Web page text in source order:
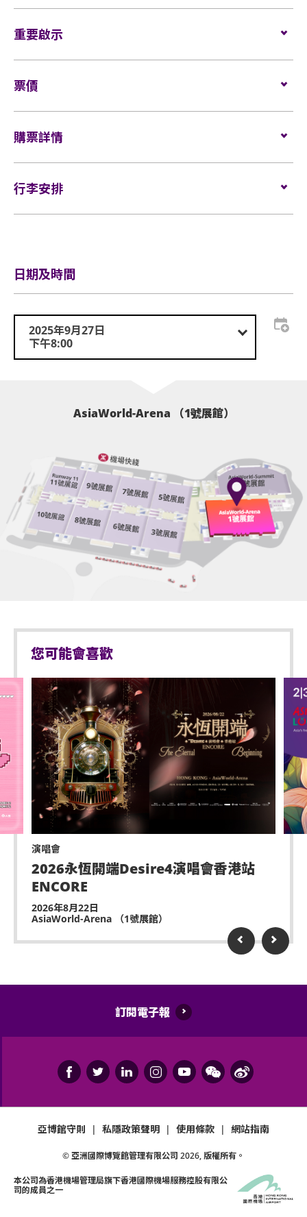
如需再次進場，請向保安人員出示入場證明和當天演
唱會門票正本，以茲識別。觀眾必須同時持有所提及
的證明方可再次入場。亞洲國際博覽館有權增刪及更
換該權利。
於亞博館範圍內使用輪椅及電動輪椅時，須符合以下規
定：
輪椅座位門票只適用於須依賴輪椅移動的人士及其看
顧人使用。每位輪椅人士在購買輪椅座位門票時，可
同時購買一張看顧人門票。入場時如亞博館管理有限
輪椅使用者的任何人士持輪椅座位門票或看顧人門票
議，亞洲國際博覽館管理有限公司及主辦機構保留最
終決定權。
*行動不便的證明指「殘疾人士登記證」(肢體傷殘類別) 或
其他有效的醫生證明文件以顯示行動不便。
若持票人士所持門票之相應座位未能符合持票人士對
個別座位需求或進出需求，亞洲國際博覽館管理有限
公司及活動主辦機構有權拒絕持票人進入場地並且不
持票的輪椅人士若需要亞博館管理有限公司工作人員
協助入座，請在節目前致電亞洲國際博覽館(+852-
3606 8888)以便預先安排。亦請輪椅人士提早到達演
出場地，以便場館職員安排順利入座。持票的輪椅人
士若需要場館職員協助入座，請在節目前致電亞洲國
際博覽館(+852-3606 8888)以便預先安排。亦請輪椅
人士提早到達演出場地，以便場館職員安排順利入
座。
重要啟示
眾進入場館前，須接受手提袋/背包檢查。38 X 30 X 20
內。不准攜帶長傘進入演唱會。如有上述限制物品，
活動門票必須從官方票務銷售點購買。任何損毀、污
損、經過塗改、殘缺不全或複印之門票，一概將不受
理。
下，遺失的企位或不設劃位門票均不獲補發。
何形式之LED燈牌燈布
座位觀眾年齡限制: 只限3歲或以上。
除了塑膠瓶水，嚴禁攜帶玻璃樽, 鋁罐及其他食品及飲
嚴禁攜帶玻璃樽、任何比空氣輕的充氣物體，不論其
物料(如：氣球)、任何危險品、武器、噴霧類或利器等
物品進入表演場內。
於亞洲國際博覽館範圍內嚴禁攜帶及使用違禁藥物。
於亞洲國際博覽館範圍內嚴禁售賣或派發未獲授權的
商品或其他物品。
嚴禁攜帶LED燈牌及發放煙花、煙火、或使用激光儀
器。
不准攜帶及使用任何遙控飛行設備或玩具(如：模型直
升機、無人駕駛飛機)。
演出可能會有強光、閃光或煙霧效果，如觀眾感到不
適或需要協助，請盡快通知現場醫療或保安人員。
嚴禁炒賣門票。門票如已被使用或轉售、分享予他人
或作其他商業用途，亞洲國際博覽館管理有限公司及
主辦機構將保留取消該門票之決定權。
遲到者或被安排於適當時候方可進場，惟不能保證遲
到者之進場權利
除獲亞洲國際博覽館管理有限公司所發出之書面同意
的導盲犬外，所有人士均不得攜帶任何動物進入場
館。
持票人士使用門票時將被視為同意遵守及接受亞洲國
則。各項條款及細則將不時修改而不作另行通知。
亞洲國際博覽館管理有限公司作為場地提供者不能保
如有任何爭議，亞洲國際博覽館管理有限公司及主辦
機構保留最終決定權。
如中、英文版本啟示有任何牴觸或不相符之處，應以
票價
$2088 (VVIP)
$1988 (VIP) / $1988 (VIP - 視線受阻座位)
$1888 (FLOOR PACKAGE)
$888
VVIP PACKAGE套組禮包 HKD2088
* FLOOR TICKET *1 / 一張內場票
* SEND OFF (on stage good bye section) / 歡送
different photos) / 獨家小卡*1 (兩日不同照片)
VIP PACKAGE套組禮包 HKD1988
* FLOOR TICKET *1 / 一張內場票
* SOUND CHECK EXPERIENCE /SOUND CHECK體驗
* SOUND CHECK PASS + LANYARD /綵排證+掛繩
* EXCLUSIVE PHOTO CARD*1 (Day 1 & Day 2 are
FLOOR PACKAGE 套組禮包 HKD1888
* FLOOR TICKET *1 / 一張內場票
* SIGNED POSTER*1 / 一張親筆簽名海報
* EXCLUSIVE PHOTO CARD*1 (Day 1 & Day 2 are
different photos) / 獨家小卡*1 (兩日不同照片)
*Please read the terms and conditions carefully. Once
you have purchased the Package, you have
acknowledged and agreed to these terms. 請仔細閱讀
條款和條件。一旦您購買了套組禮包，即表示您已確認並
同意這些條款
購票詳情
網址：www.damai.cn
行李安排
日期及時間
2025年9月27日
下午8:00
AsiaWorld-Arena （1號展館）
您可能會喜歡
演唱會
2026永恆開端Desire4演唱會香港站
ENCORE
2026年8月22日
AsiaWorld-Arena （1號展館）
訂閱電子報
亞博館守則 | 私隱政策聲明 | 使用條款 | 網站指南
© 亞洲國際博覽館管理有限公司 2026, 版權所有。
本公司為香港機場管理局旗下香港國際機場服務控股有限公
司的成員之一